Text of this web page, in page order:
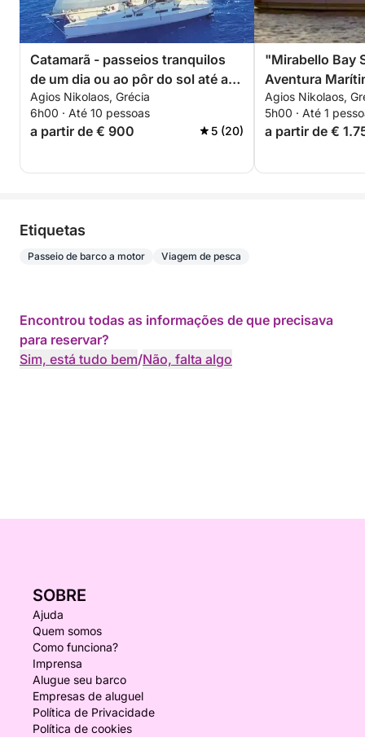
Catamarã - passeios tranquilos
de um dia ou ao pôr do sol até a
lagoa azul escondida.
Agios Nikolaos, Grécia
6h00 · Até 10 pessoas
a partir de € 900 5 (20)
"Mirabello Bay
Aventura
Agios Nikolaos,
5h00 · Até 1
a partir de €
Etiquetas
Passeio de barco a motor Viagem de pesca
Encontrou todas as informações de que precisava
para reservar?
Sim, está tudo bem/Não, falta algo
SOBRE
Ajuda
Quem somos
Como funciona?
Imprensa
Alugue seu barco
Empresas de aluguel
Política de Privacidade
Política de cookies